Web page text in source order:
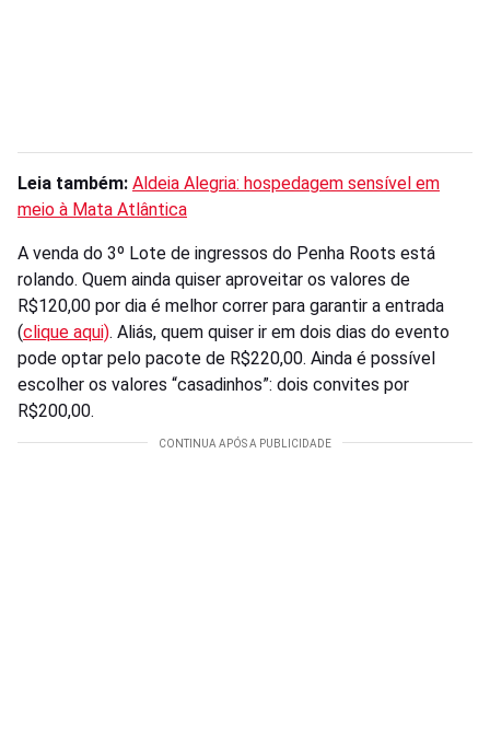
Leia também: Aldeia Alegria: hospedagem sensível em
meio à Mata Atlântica
A venda do 3º Lote de ingressos do Penha Roots está
rolando. Quem ainda quiser aproveitar os valores de
R$120,00 por dia é melhor correr para garantir a entrada
(clique aqui). Aliás, quem quiser ir em dois dias do evento
pode optar pelo pacote de R$220,00. Ainda é possível
escolher os valores “casadinhos”: dois convites por
R$200,00.